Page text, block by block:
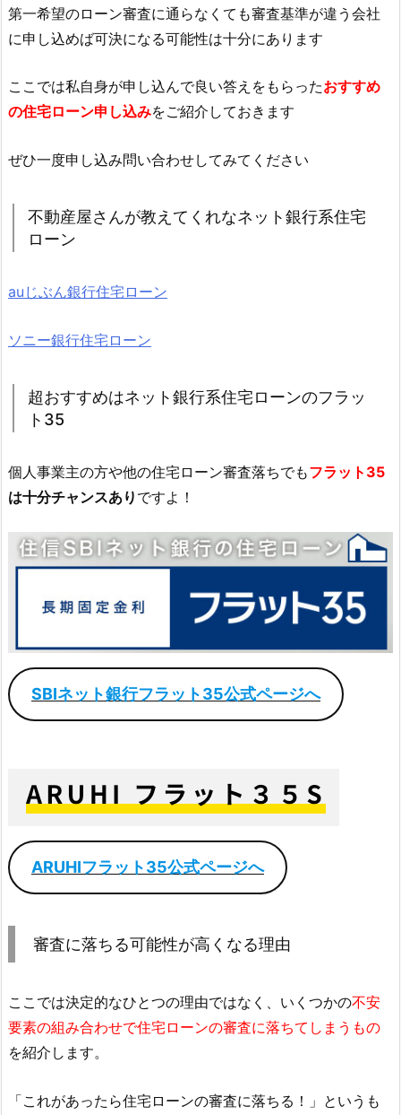
第一希望のローン審査に通らなくても審査基準が違う会社
に申し込めば可決になる可能性は十分にあります
ここでは私自身が申し込んで良い答えをもらったおすすめ
の住宅ローン申し込みをご紹介しておきます
ぜひ一度申し込み問い合わせしてみてください
不動産屋さんが教えてくれなネット銀行系住宅
ローン
auじぶん銀行住宅ローン
ソニー銀行住宅ローン
超おすすめはネット銀行系住宅ローンのフラッ
ト35
個人事業主の方や他の住宅ローン審査落ちでもフラット35
は十分チャンスあり ですよ！
SBIネット銀行フラット35公式ページへ
ARUHIフラット35公式ページへ
審査に落ちる可能性が高くなる理由
ここでは決定的なひとつの理由ではなく、いくつかの不安
要素の組み合わせで住宅ローンの審査に落ちてしまうもの
を紹介します。
「これがあったら住宅ローンの審査に落ちる！」というも